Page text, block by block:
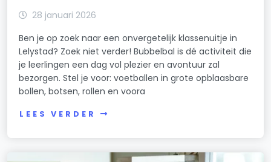
28 januari 2026
Ben je op zoek naar een onvergetelijk klassenuitje in
Lelystad? Zoek niet verder! Bubbelbal is dé activiteit die
je leerlingen een dag vol plezier en avontuur zal
bezorgen. Stel je voor: voetballen in grote opblaasbare
bollen, botsen, rollen en voora
LEES VERDER